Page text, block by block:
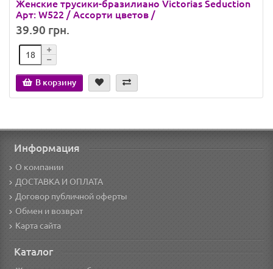
Женские трусики-бразилиано Victorias Seduction
Арт: W522 / Ассорти цветов /
39.90 грн.
В корзину
Информация
О компании
ДОСТАВКА И ОПЛАТА
Договор публичной оферты
Обмен и возврат
Карта сайта
Каталог